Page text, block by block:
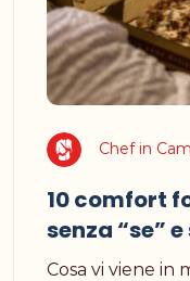
Chef in
10 comfort
senza “se”
Cosa vi viene in